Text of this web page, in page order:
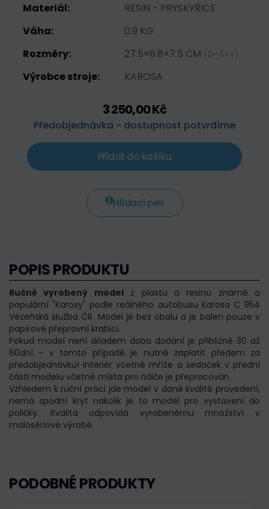
Materiál:
RESIN - PRYSKYŘICE
Váha:
0.9 KG
Rozměry:
27.5×6.8×7.5 CM (D×Š×V)
Výrobce stroje: KAROSA
3 250,00 Kč
Předobjednávka - dostupnost potvrdíme
Přidat do košíku
Hlídací pes
POPIS PRODUKTU
Ručně vyrobený modelz plastu a resinu známé a
populární "Karosy" podle reálného autobusu Karosa C 954
Vězeňská služba ČR. Model je bez obalu a je balen pouze v
papírové přepravní krabici.
Pokud model není skladem doba dodání je přibližně 30 až
60dní - v tomto případě je nutně zaplatit předem za
předobjednávku! Interiér včetně mříže a sedaček v přední
části modelu včetně místa pro řidiče je přepracován
Vzhledem k ruční práci jde model v dané kvalitě provedení,
nemá spodní kryt nakolik je to model pro vystavení do
poličky. Kvalita odpovídá vyrobenému množství v
malosériové výrobě.
PODOBNÉ PRODUKTY